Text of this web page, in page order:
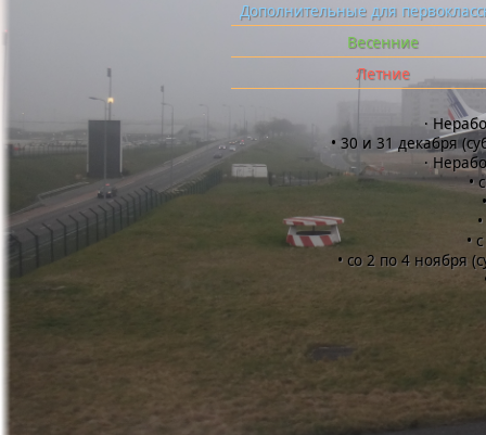
Дополнительные для
Весенние
Летние
·
• 30 и 31 декабря
·
•
•
• со 2 по 4 ноября